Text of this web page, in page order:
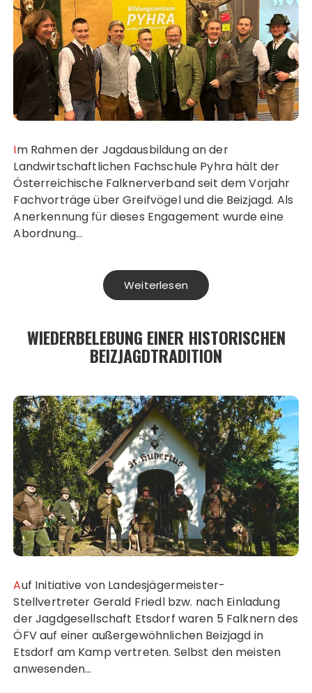
Im Rahmen der Jagdausbildung an der
Landwirtschaftlichen Fachschule Pyhra hält der
Österreichische Falknerverband seit dem Vorjahr
Fachvorträge über Greifvögel und die Beizjagd. Als
Anerkennung für dieses Engagement wurde eine
Abordnung…
Weiterlesen
WIEDERBELEBUNG EINER HISTORISCHEN
BEIZJAGDTRADITION
Auf Initiative von Landesjägermeister-
Stellvertreter Gerald Friedl bzw. nach Einladung
der Jagdgesellschaft Etsdorf waren 5 Falknern des
ÖFV auf einer außergewöhnlichen Beizjagd in
Etsdorf am Kamp vertreten. Selbst den meisten
anwesenden…